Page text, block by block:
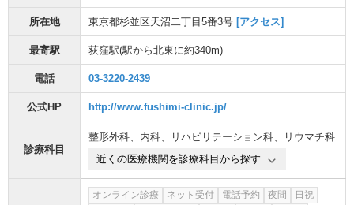
所在地 東京都杉並区天沼二丁目5番3号 [アクセス]
最寄駅 荻窪駅(駅から北東に約340m)
電話 03-3220-2439
公式HP http://www.fushimi-clinic.jp/
診療科目
整形外科、 内科、 リハビリテーション科、
リウマチ科
近くの医療機関を診療科目から探す
オンライン診療 ネット受付 電話予約 夜間
日祝